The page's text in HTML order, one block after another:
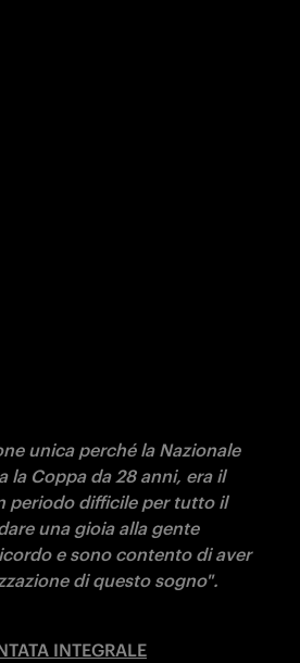
unica perché la Nazionale
la Coppa da 28 anni, era il
periodo difficile per tutto il
una gioia alla gente
e sono contento di aver
di questo sogno".
INTEGRALE